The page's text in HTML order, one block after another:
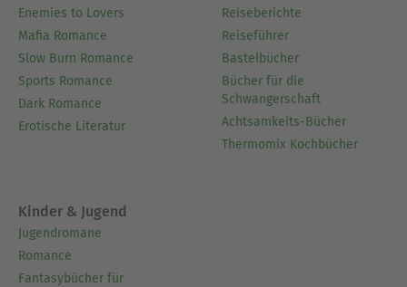
Enemies to Lovers
Mafia Romance
Slow Burn Romance
Sports Romance
Dark Romance
Erotische Literatur
Reiseberichte
Reiseführer
Bastelbücher
Bücher für die
Schwangerschaft
Achtsamkeits-Bücher
Thermomix Kochbücher
Kinder & Jugend
Jugendromane
Romance
Fantasybücher für